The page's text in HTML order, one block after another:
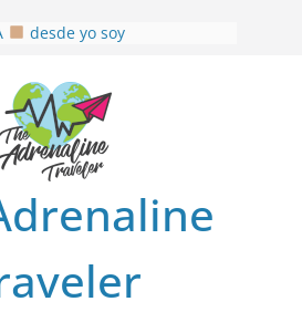
desde yo soy
DEL CACAO: Excelente
AL NATURALSHH !!
PERSPECTIVA de RÍO EL